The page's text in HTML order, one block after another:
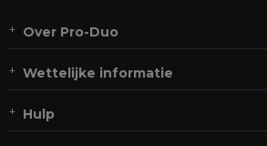
Over Pro-Duo
Wettelijke informatie
Hulp